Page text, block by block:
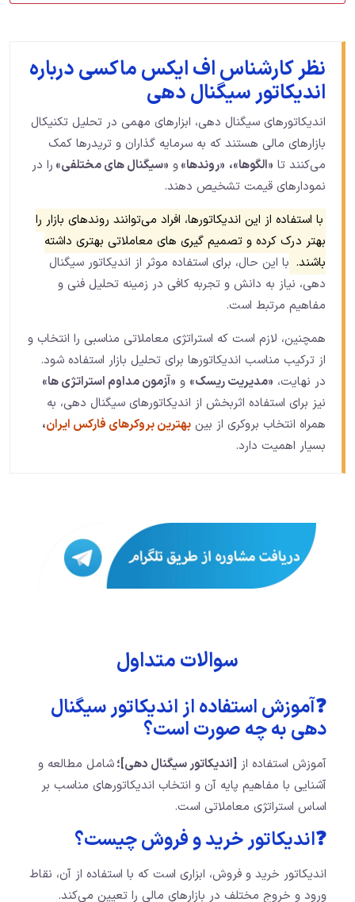
نظر کارشناس اف ایکس ماکسی درباره
اندیکاتور سیگنال دهی
اندیکاتورهای سیگنال دهی، ابزارهای مهمی در تحلیل تکنیکال
بازارهای مالی هستند که به سرمایه‌ گذاران و تریدرها کمک
می‌کنند تا «الگوها»، «روندها»و «سیگنال‌ های مختلفی» را در
نمودارهای قیمت تشخیص دهند.
با استفاده از این اندیکاتورها، افراد می‌توانند روندهای بازار را
بهتر درک کرده و تصمیم‌ گیری‌ های معاملاتی بهتری داشته
باشند. با این حال، برای استفاده موثر از اندیکاتور سیگنال
دهی، نیاز به دانش و تجربه کافی در زمینه تحلیل فنی و
مفاهیم مرتبط است.
همچنین، لازم است که استراتژی معاملاتی مناسبی را انتخاب و
از ترکیب مناسب اندیکاتورها برای تحلیل بازار استفاده شود.
در نهایت، «مدیریت ریسک» و «آزمون مداوم استراتژی‌ ها»
نیز برای استفاده اثربخش از اندیکاتورهای سیگنال دهی، به
همراه انتخاب بروکری از بین بهترین بروکرهای فارکس ایران،
بسیار اهمیت دارد.
سوالات متداول
❓آموزش استفاده از اندیکاتور سیگنال
دهی به چه صورت است؟
آموزش استفاده از [اندیکاتور سیگنال دهی]؛شامل مطالعه و
آشنایی با مفاهیم پایه آن و انتخاب اندیکاتورهای مناسب بر
اساس استراتژی معاملاتی است.
❓اندیکاتور خرید و فروش چیست؟
اندیکاتور خرید و فروش، ابزاری است که با استفاده از آن، نقاط
ورود و خروج مختلف در بازارهای مالی را تعیین می‌کند.